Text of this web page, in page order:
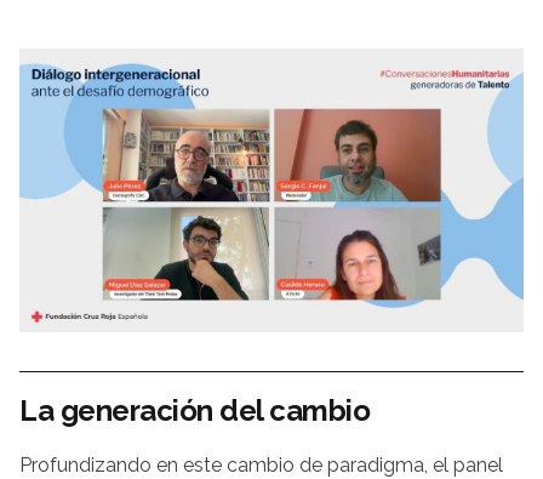
La generación del cambio
Profundizando en este cambio de paradigma, el panel